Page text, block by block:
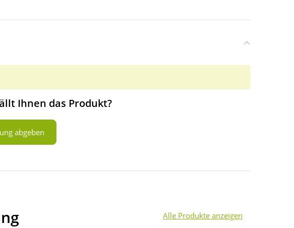
Ihnen das Produkt?
abgeben
Alle Produkte anzeigen